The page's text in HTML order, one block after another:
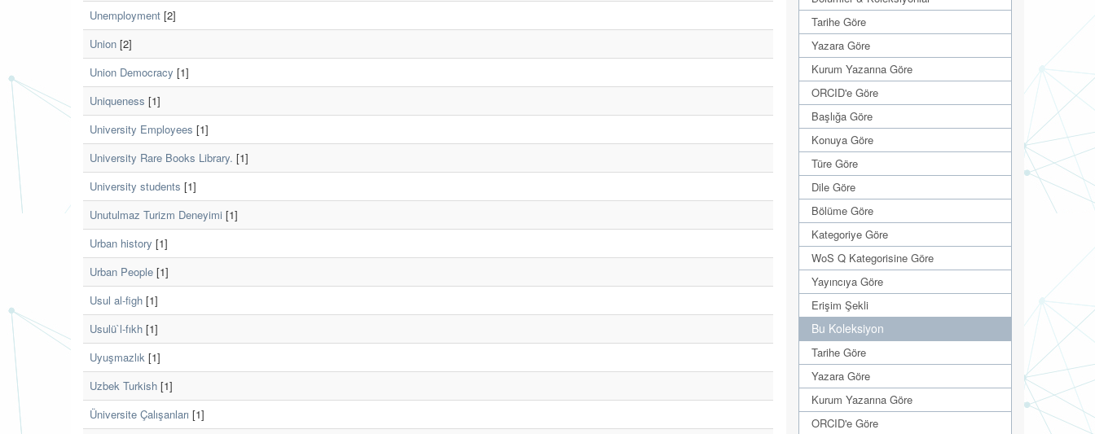
Unemployment [2]
Union [2]
Union Democracy [1]
Uniqueness [1]
University Employees [1]
University Rare Books Library. [1]
University students [1]
Unutulmaz Turizm Deneyimi [1]
Urban history [1]
Urban People [1]
Usul al-figh [1]
Usulü`l-fıkh [1]
Uyuşmazlık [1]
Uzbek Turkish [1]
Üniversite Çalışanları [1]
Tarihe Göre
Yazara Göre
Kurum Yazarına Göre
ORCID'e Göre
Başlığa Göre
Konuya Göre
Türe Göre
Dile Göre
Bölüme Göre
Kategoriye Göre
WoS Q Kategorisine Göre
Yayıncıya Göre
Erişim Şekli
Bu Koleksiyon
Tarihe Göre
Yazara Göre
Kurum Yazarına Göre
ORCID'e Göre